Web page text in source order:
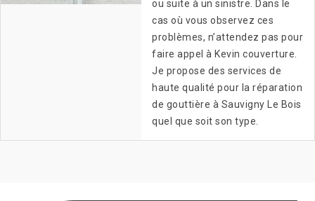
ou suite à un sinistre. Dans le
cas où vous observez ces
problèmes, n’attendez pas pour
faire appel à Kevin couverture.
Je propose des services de
haute qualité pour la réparation
de gouttière à Sauvigny Le Bois
quel que soit son type.